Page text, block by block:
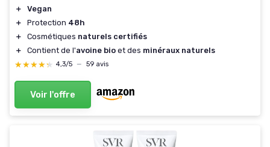
＋
Vegan
＋
Protection 48h
＋
Cosmétiques naturels certifiés
＋
Contient de l'avoine bio et des minéraux naturels
★★★★★
★★★★★ 4,3/5 — 59 avis
Voir l'offre